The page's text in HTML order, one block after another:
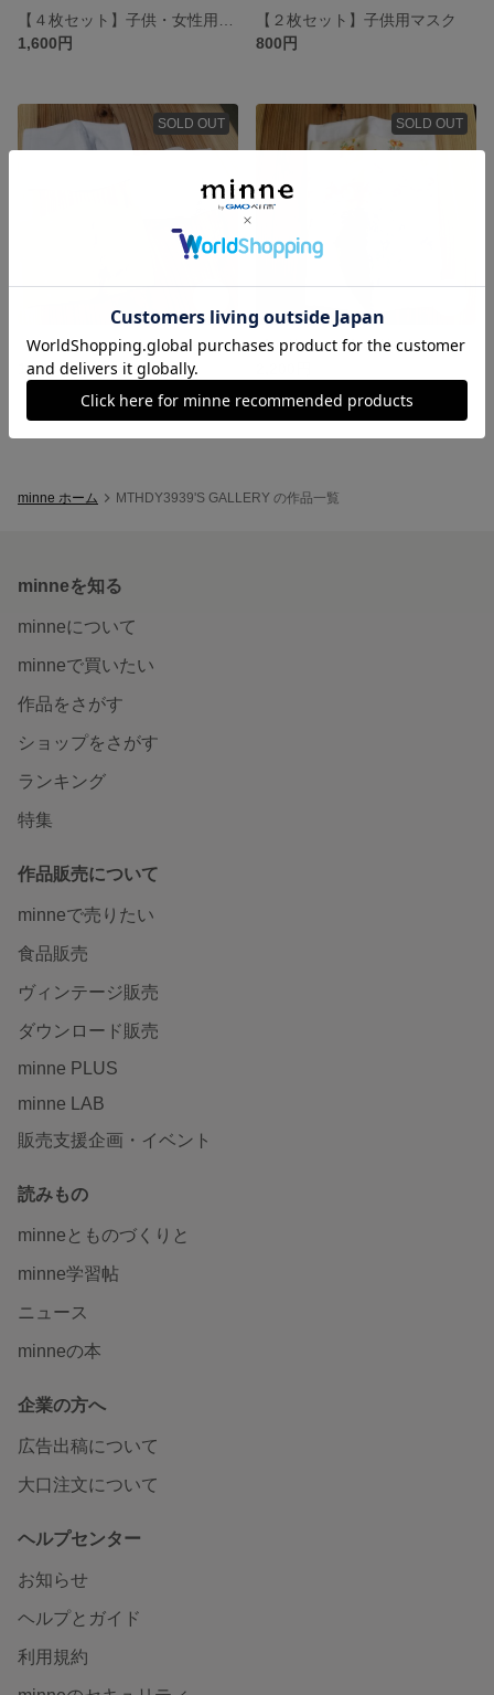
1,600円
【２枚セット】子供用マスク
800円
SOLD OUT
【三枚セット】ダブルガーゼマスク
1,200円
SOLD OUT
【五枚セット】上質ダブルガーゼマスク
minne ホーム MTHDY3939'S GALLERY の作品一覧
minneを知る
minneについて
minneで買いたい
作品をさがす
ショップをさがす
ランキング
特集
作品販売について
minneで売りたい
食品販売
ヴィンテージ販売
ダウンロード販売
minne PLUS
minne LAB
販売支援企画・イベント
読みもの
minneとものづくりと
minne学習帖
ニュース
minneの本
企業の方へ
広告出稿について
大口注文について
ヘルプセンター
お知らせ
ヘルプとガイド
利用規約